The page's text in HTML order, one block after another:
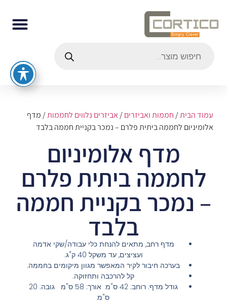
עמוד הבית/חממות ואביזרים/אביזרים נלווים לחממות/ מדף
אלומיניום לחממה ביתית פלרם – נמכר בקניית חממה בלבד
מדף אלומיניום
לחממה ביתית פלרם
– נמכר בקניית חממה
בלבד
מדף רחב, מתאים להנחת כלי עבודה/שקי אדמה
ועציצים, עד משקל 40 ק"ג.
בערכה חיבור לקיר המאפשר מגוון מיקומים בחממה.
קל להרכבה ותחזוקה.
גודל מדף: רוחב: 42 ס"מ אורך: 58 ס"מ גובה: 20
ס"מ